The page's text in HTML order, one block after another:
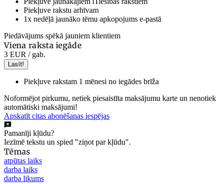
Piekļuve rakstu arhīvam
1x nedēļā jaunāko tēmu apkopojums e-pastā
Piedāvājums spēkā jauniem klientiem
Viena raksta iegāde
3 EUR / gab.
Lasīt!
Piekļuve rakstam 1 mēnesi no iegādes brīža
Noformējot pirkumu, netiek piesaistīta maksājumu karte un nenotiek
automātiski maksājumi!
Apskatīt citas abonēšanas iespējas
Pamanīji kļūdu?
Iezīmē tekstu un spied "ziņot par kļūdu".
Tēmas
atpūtas laiks
darba laiks
darba likums